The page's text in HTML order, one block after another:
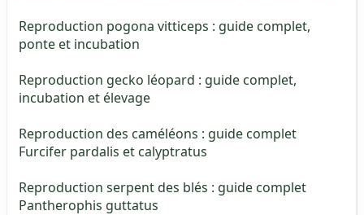
Reproduction pogona vitticeps : guide complet,
ponte et incubation
Reproduction gecko léopard : guide complet,
incubation et élevage
Reproduction des caméléons : guide complet
Furcifer pardalis et calyptratus
Reproduction serpent des blés : guide complet
Pantherophis guttatus